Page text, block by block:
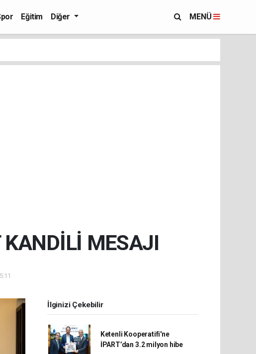
Eğitim Diğer MENÜ
KANDİLİ MESAJI
İlginizi Çekebilir
Ketenli Kooperatifi'ne
İPART’dan 3.2 milyon hibe